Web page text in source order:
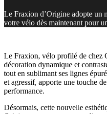
Le Fraxion d’Origine adopte un
votre vélo dès maintenant pour
Le Fraxion, vélo profilé de chez
décoration dynamique et
tout en sublimant ses lignes
et agressif, apporte une touche
performance.
Désormais, cette nouvelle